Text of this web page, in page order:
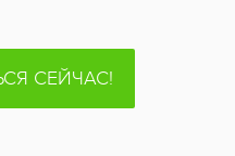
СЕЙЧАС!